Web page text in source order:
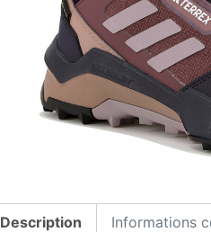
Description Informations